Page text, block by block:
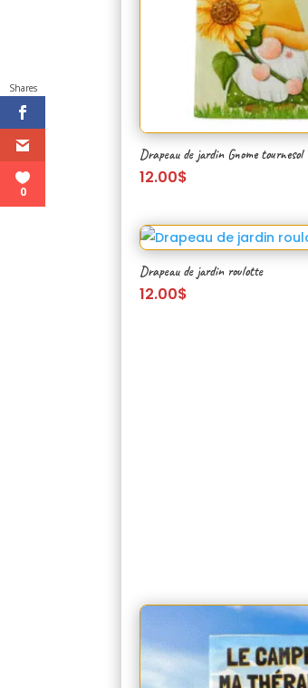
Drapeau de jardin Gnome tournesol
12.00$
Drapeau de jardin roulotte
12.00$
Shares
0